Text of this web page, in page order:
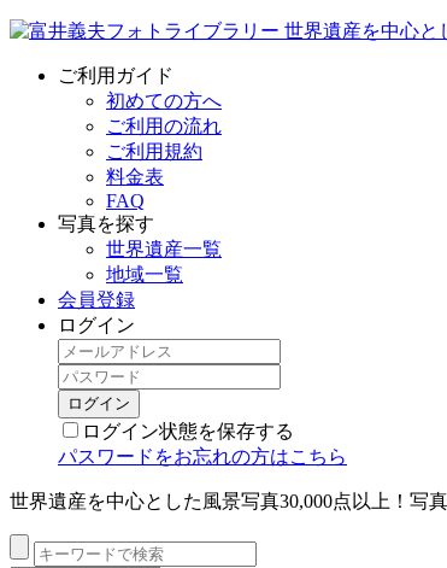
ご利用ガイド
初めての方へ
ご利用の流れ
ご利用規約
料金表
FAQ
写真を探す
世界遺産一覧
地域一覧
会員登録
ログイン
ログイン状態を保存する
パスワードをお忘れの方はこちら
世界遺産を中心とした風景写真30,000点以上！写